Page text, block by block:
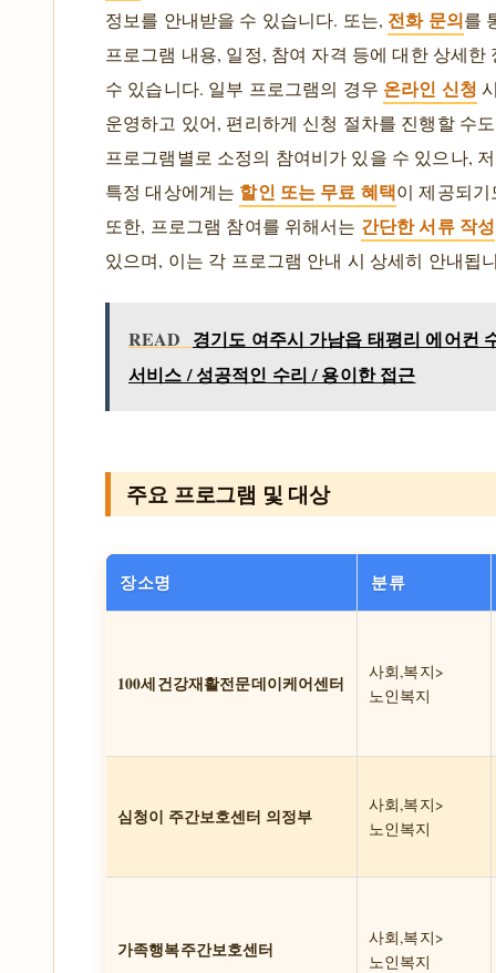
정보를 안내받을 수 있습니다. 또는, 전화 문의를
프로그램 내용, 일정, 참여 자격 등에 대한 상세한
수 있습니다. 일부 프로그램의 경우 온라인 신청
운영하고 있어, 편리하게 신청 절차를 진행할 수
프로그램별로 소정의 참여비가 있을 수 있으나,
특정 대상에게는 할인 또는 무료 혜택이 제공되
또한, 프로그램 참여를 위해서는 간단한 서류 작성
있으며, 이는 각 프로그램 안내 시 상세히 안내됩
READ 경기도 여주시 가남읍 태평리 에어컨
서비스 / 성공적인 수리 / 용이한 접근
주요 프로그램 및 대상
장소명 분류
100세건강재활전문데이케어센터
사회,복지>
노인복지
심청이 주간보호센터 의정부
사회,복지>
노인복지
가족행복주간보호센터
사회,복지>
노인복지